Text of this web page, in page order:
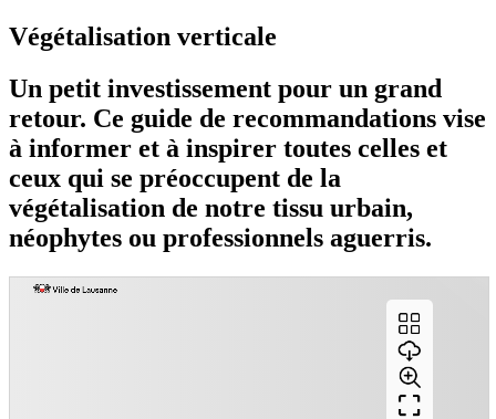
Végétalisation verticale
Un petit investissement pour un grand
retour. Ce guide de recommandations vise
à informer et à inspirer toutes celles et
ceux qui se préoccupent de la
végétalisation de notre tissu urbain,
néophytes ou professionnels aguerris.